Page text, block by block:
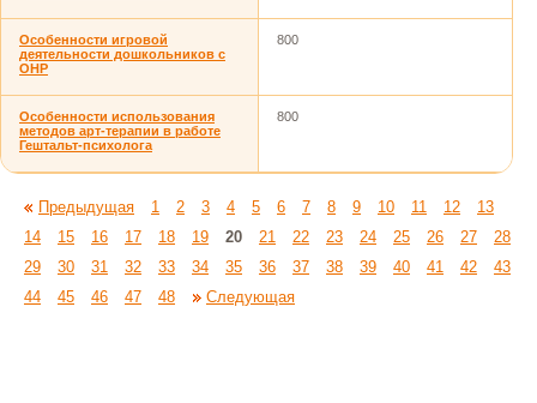
Особенности игровой
деятельности дошкольников с
ОНР
800
Особенности использования
методов арт-терапии в работе
Гештальт-психолога
800
Предыдущая 1 2 3 4 5 6 7 8 9 10 11 12
13
14
15 16 17 18 19 20 21 22 23 24 25 26 27
28
29
30 31 32 33 34 35 36 37 38 39 40 41 42
43
44
45 46 47 48 Следующая